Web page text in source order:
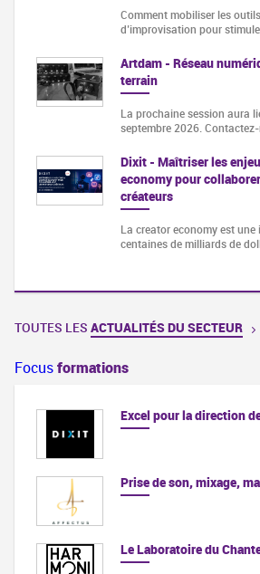
Comment mobiliser les
d’improvisation pour
Artdam - Réseau
terrain
La prochaine session aura
septembre 2026. Contactez-
Dixit - Maîtriser les
economy pour
créateurs
La creator economy est
centaines de milliards de
TOUTES LES ACTUALITÉS DU SECTEUR
Focusformations
Excel pour la direction
Prise de son, mixage,
Le Laboratoire du